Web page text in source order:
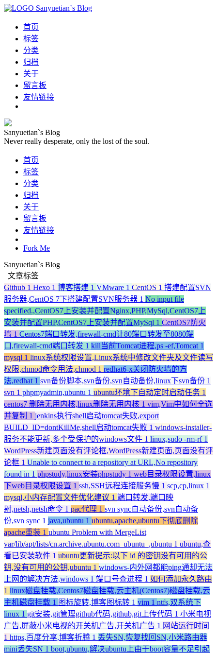
Sanyuetian`s Blog
首页
标签
分类
归档
关于
留言板
友情链接
Sanyuetian`s Blog
Never really desperate, only the lost of the soul.
首页
标签
分类
归档
关于
留言板
友情链接
Fork Me
Sanyuetian`s Blog
文章标签
Github 1 Hexo 1 博客搭建 1 VMware 1 CentOS 1 搭建配置SVN
服务器,CentOS 7下搭建配置SVN服务器 1 No input file
specified.,CentOS7上安装并配置Nginx,PHP,MySql,CentOS7上
安装并配置PHP,CentOS7上安装并配置MySql 1 CentOS7防火
墙 1 Centos7端口转发,firewall-cmd让80端口转发至8080端
口,firewall-cmd端口转发 1 kill当前Tomcat进程,ps -ef,Tomcat 1
mysql 1 linux系统权限设置,Linux系统中修改文件夹及文件读写
权限,chmod命令用法,chmod 1 redhat6-x关闭防火墙的方
法,redhat 1 svn备份脚本,svn备份,svn自动备份,linux下svn备份 1
svn 1 phpmyadmin,ubuntu 1 ubuntu环境下自动定时启动任务 1
centos7 删除无用内核,linux删除无用内核 1 vim,Vim中如何全选
并复制 1 jenkins执行shell启动tomcat失败,export
BUILD_ID=dontKillMe,shell启动tomcat失败 1 windows-installer-
服务不能更新,多个受保护的windows文件 1 linux,sudo -rm-rf 1
WordPress新建页面没有评论框,WordPress新建页面,页面没有评
论框 1 Unable to connect to a repository at URL,No repository
found in 1 phpstudy,linux安装phpstudy 1 web目录权限设置,linux
下web目录权限设置 1 ssh,SSH远程连接服务慢 1 scp,cp,linux 1
mysql,小内存配置文件优化建议 1 端口转发,端口映
射,netsh,netsh命令 1 pac代理 1 svn sync自动备份,svn自动备
份,svn sync 1 java,ubuntu 1 ubuntu,apache,ubuntu下彻底删除
apache重装 1 ubuntu Problem with MergeList
var/lib/apt/lists/cn.archive.ubuntu.com_ubuntu_,ubuntu 1 ubuntu,查
看已安装软件 1 ubuntu更新提示:以下 id 的密钥没有可用的公
钥,没有可用的公钥,ubuntu 1 windows-内外网都能ping通却无法
上网的解决方法,windows 1 端口号查进程 1 如何添加永久路由
1 linux磁盘挂载,Centos7磁盘挂载,云主机(Centos7)磁盘挂载,云
主机磁盘挂载 1 图标旋转,博客图标转 1 vim 1 ntfs,双系统下
linux 1 git安装,git管理github代码,github,git上传代码 1 小米电视
广告,屏蔽小米电视的开关机广告,开关机广告 1 网站运行时间
1 https,百度分享,博客折腾 1 丢失SN,恢复找回SN,小米路由器
mini丢失SN 1 boot,ubuntu,解决ubuntu上由于boot容量不足引起